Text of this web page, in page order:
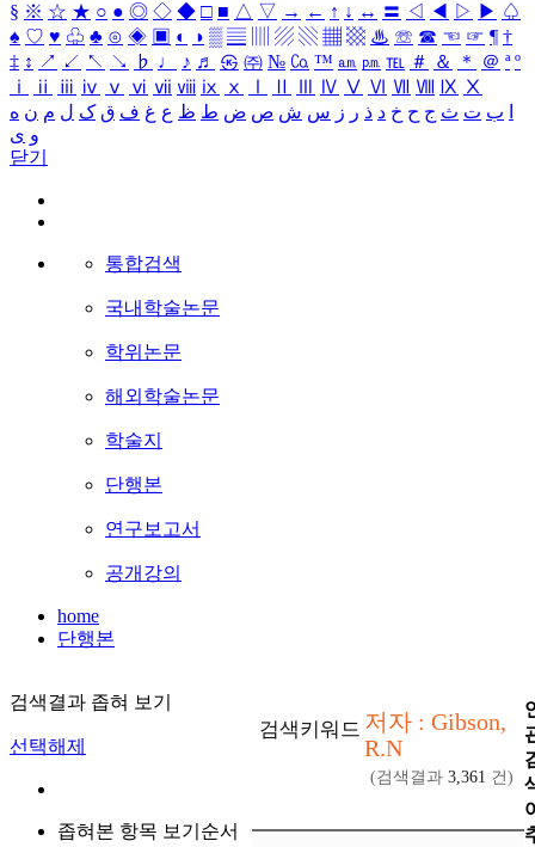
§ ※ ☆ ★ ○ ● ◎ ◇ ◆ □ ■ △ ▽ → ← ↑ ↓ ↔ 〓 ◁ ◀ ▷ ▶ ♤
♠ ♡ ♥ ♧ ♣ ⊙ ◈ ▣ ◐ ◑ ▒ ▤ ▨ ▧ ▦ ▩ ♨ ☏ ☎ ☜ ☞ ¶ †
‡ ↕ ↗ ↙ ↖ ↘ ♭ ♩ ♪ ♬ ㉿ ㈜ № ㏇ ™ ㏂ ㏘ ℡ ＃ ＆ ＊ ＠ ª º
ⅰ
ⅱ ⅲ ⅳ ⅴ ⅵ ⅶ ⅷ ⅸ ⅹ Ⅳ Ⅴ Ⅵ Ⅶ Ⅷ Ⅸ Ⅹ
ب ت ث ج ح خ د ذ ر ز س ش ص ض ط ظ ع غ ف ق ک ل م ن ه
و ی
닫기
통합검색
국내학술논문
학위논문
해외학술논문
학술지
단행본
연구보고서
공개강의
home
단행본
검색결과 좁혀 보기
선택해제
좁혀본 항목 보기순서
검색키워드 저자 : Gibson,
R.N
(검색결과 3,361 건)